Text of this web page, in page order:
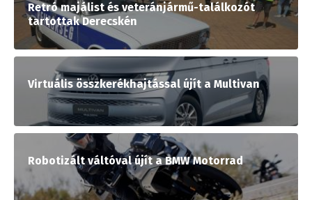
Retró majálist és veteránjármű-találkozót
tartottak Derecskén
Virtuális összkerékhajtással újít a Multivan
Robotizált váltóval újít a BMW Motorrad